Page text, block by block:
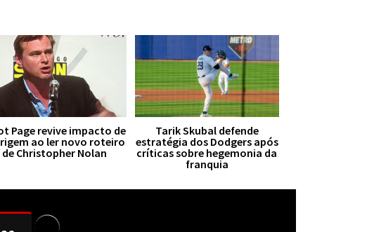
Page revive impacto de
ao ler novo roteiro
de Christopher Nolan
Tarik Skubal defende
estratégia dos Dodgers após
críticas sobre hegemonia da
franquia